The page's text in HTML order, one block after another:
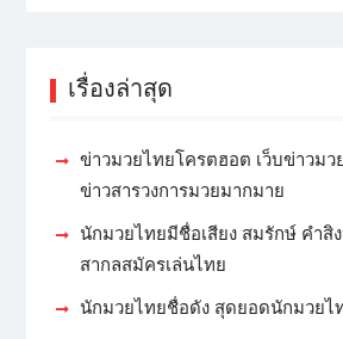
เรื่องล่าสุด
ข่าวมวยไทยโครตฮอต เว็บข่าวมว
ข่าวสารวงการมวยมากมาย
นักมวยไทยมีชื่อเสียง สมรักษ์ คำสิ
สากลสมัครเล่นไทย
นักมวยไทยชื่อดัง สุดยอดนักมวยไ